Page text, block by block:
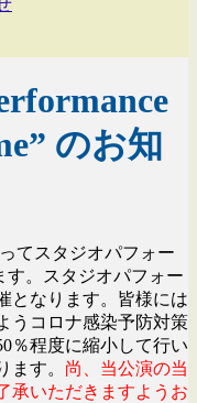
のお知
てスタジオパフォー
す。スタジオパフォー
となります。皆様には
うコロナ感染予防対策
％程度に縮小して行い
ます。 尚、当公演の当
承いただきますようお